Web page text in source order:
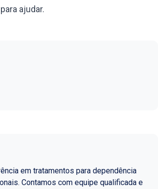
ajudar.
em tratamentos para dependência
Contamos com equipe qualificada e